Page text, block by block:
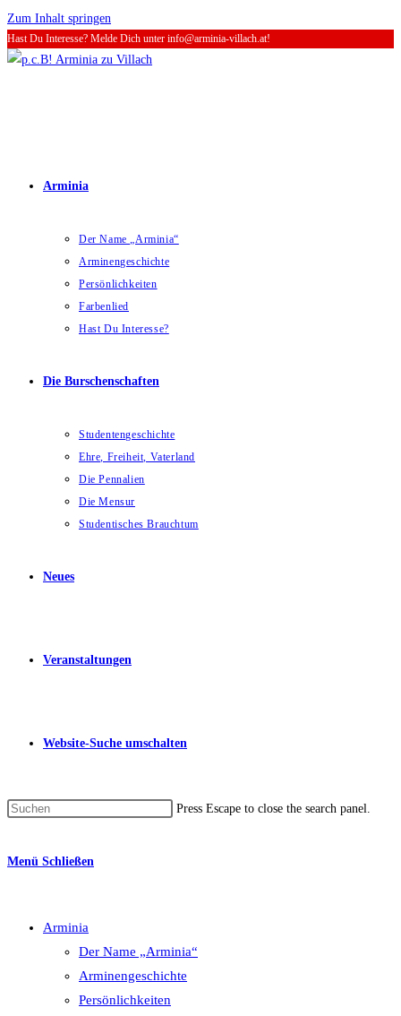
Zum Inhalt springen
Hast Du Interesse? Melde Dich unter info@arminia-villach.at!
Arminia
Der Name „Arminia“
Arminengeschichte
Persönlichkeiten
Farbenlied
Hast Du Interesse?
Die Burschenschaften
Studentengeschichte
Ehre, Freiheit, Vaterland
Die Pennalien
Die Mensur
Studentisches Brauchtum
Neues
Veranstaltungen
Website-Suche umschalten
Press Escape to close the search panel.
Menü Schließen
Arminia
Der Name „Arminia“
Arminengeschichte
Persönlichkeiten